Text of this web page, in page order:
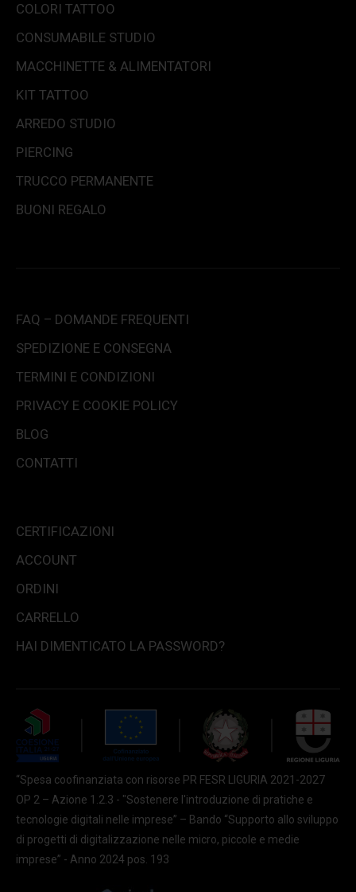
COLORI TATTOO
CONSUMABILE STUDIO
MACCHINETTE & ALIMENTATORI
KIT TATTOO
ARREDO STUDIO
PIERCING
TRUCCO PERMANENTE
BUONI REGALO
FAQ – DOMANDE FREQUENTI
SPEDIZIONE E CONSEGNA
TERMINI E CONDIZIONI
PRIVACY E COOKIE POLICY
BLOG
CONTATTI
CERTIFICAZIONI
ACCOUNT
ORDINI
CARRELLO
HAI DIMENTICATO LA PASSWORD?
“Spesa coofinanziata con risorse PR FESR LIGURIA 2021-2027
OP 2 – Azione 1.2.3 - "Sostenere l'introduzione di pratiche e
tecnologie digitali nelle imprese” – Bando “Supporto allo sviluppo
di progetti di digitalizzazione nelle micro, piccole e medie
imprese” - Anno 2024 pos. 193